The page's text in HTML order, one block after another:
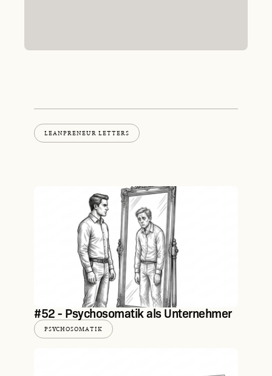
LEANPRENEUR LETTERS
#52 - Psychosomatik als Unternehmer
PSYCHOSOMATIK